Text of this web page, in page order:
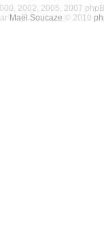
2002, 2005, 2007
Maël Soucaze © 2010